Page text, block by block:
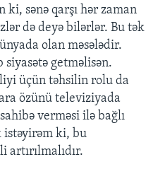
ki, sənə qarşı hər zaman
də deyə bilərlər. Bu tək
olan məsələdir.
siyasətə getməlisən.
üçün təhsilin rolu da
özünü televiziyada
verməsi ilə bağlı
istəyirəm ki, bu
artırılmalıdır.